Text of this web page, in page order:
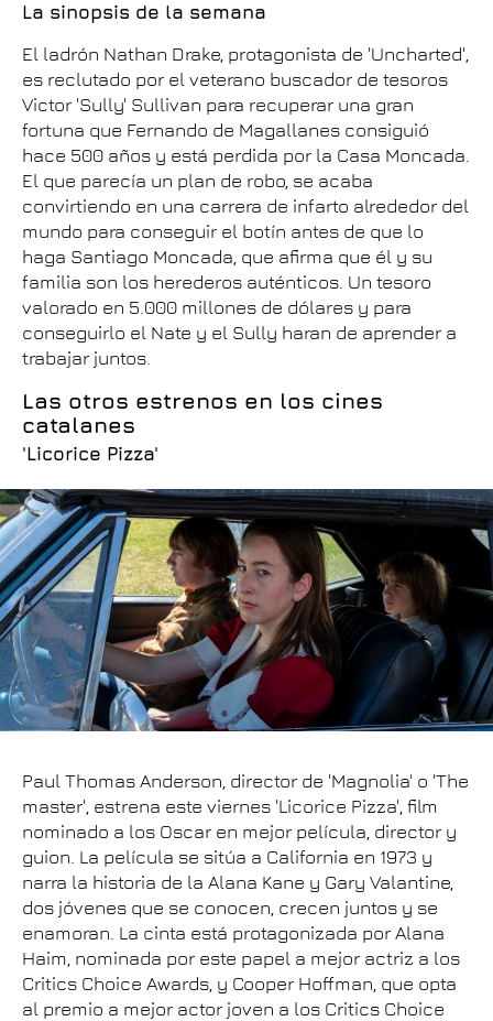
La sinopsis de la semana
El ladrón Nathan Drake, protagonista de 'Uncharted',
es reclutado por el veterano buscador de tesoros
Victor 'Sully' Sullivan para recuperar una gran
fortuna que Fernando de Magallanes consiguió
hace 500 años y está perdida por la Casa Moncada.
El que parecía un plan de robo, se acaba
convirtiendo en una carrera de infarto alrededor del
mundo para conseguir el botín antes de que lo
haga Santiago Moncada, que afirma que él y su
familia son los herederos auténticos. Un tesoro
valorado en 5.000 millones de dólares y para
conseguirlo el Nate y el Sully haran de aprender a
trabajar juntos.
Las otros estrenos en los cines
catalanes
'Licorice Pizza'
Paul Thomas Anderson, director de 'Magnolia' o 'The
master', estrena este viernes 'Licorice Pizza', film
nominado a los Oscar en mejor película, director y
guion. La película se sitúa a California en 1973 y
narra la historia de la Alana Kane y Gary Valantine,
dos jóvenes que se conocen, crecen juntos y se
enamoran. La cinta está protagonizada por Alana
Haim, nominada por este papel a mejor actriz a los
Critics Choice Awards, y Cooper Hoffman, que opta
al premio a mejor actor joven a los Critics Choice